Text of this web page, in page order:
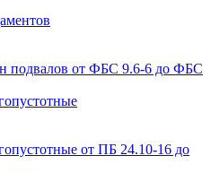
подвалов от ФБС 9.6-6 до ФБС
от ПБ 24.10-16 до